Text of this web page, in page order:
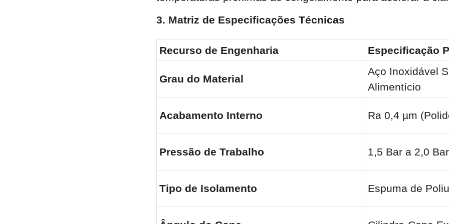
3. Matriz de Especificações Técnicas
Recurso de Engenharia Especificação
Grau do Material
Aço Inoxidável
Alimentício
Acabamento Interno Ra 0,4 µm
Pressão de Trabalho 1,5 Bar a 2,0
Tipo de Isolamento Espuma de